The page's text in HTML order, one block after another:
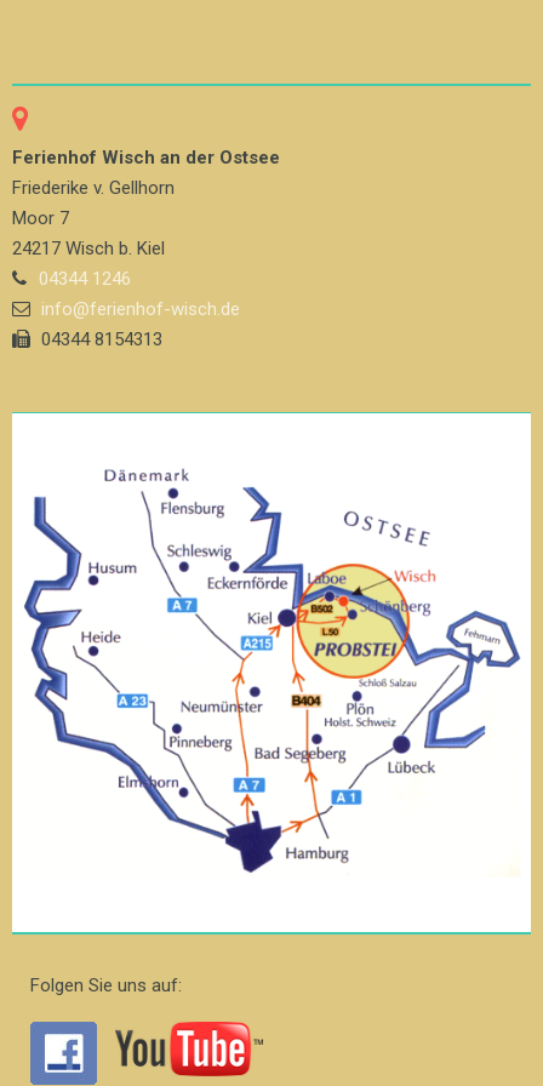
Ferienhof Wisch an der Ostsee
Friederike v. Gellhorn
Moor 7
24217 Wisch b. Kiel
04344 1246
info@ferienhof-wisch.de
04344 8154313
Folgen Sie uns auf: